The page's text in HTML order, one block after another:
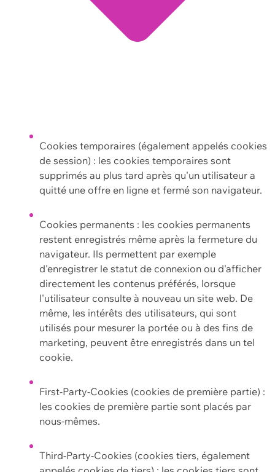
Cookies temporaires (également appelés cookies
de session) : les cookies temporaires sont
supprimés au plus tard après qu'un utilisateur a
quitté une offre en ligne et fermé son navigateur.
Cookies permanents : les cookies permanents
restent enregistrés même après la fermeture du
navigateur. Ils permettent par exemple
d'enregistrer le statut de connexion ou d'afficher
directement les contenus préférés, lorsque
l'utilisateur consulte à nouveau un site web. De
même, les intérêts des utilisateurs, qui sont
utilisés pour mesurer la portée ou à des fins de
marketing, peuvent être enregistrés dans un tel
cookie.
First-Party-Cookies (cookies de première partie) :
les cookies de première partie sont placés par
nous-mêmes.
Third-Party-Cookies (cookies tiers, également